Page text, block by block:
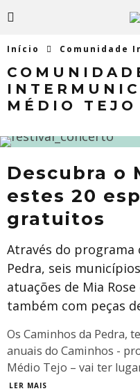
Início Comunidade
MÉDIO TEJO
Descubra o
estes 20
gratuitos
Através do programa
Pedra, seis
atuações de Mia
também com peças
Os Caminhos da Pedra,
anuais do Caminhos -
Médio Tejo – vai ter
LER MAIS